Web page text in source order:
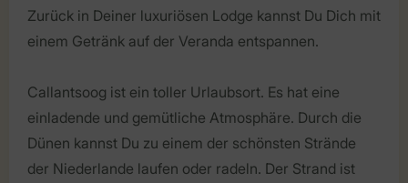
Zurück in Deiner luxuriösen Lodge kannst Du Dich mit
einem Getränk auf der Veranda entspannen.
Callantsoog ist ein toller Urlaubsort. Es hat eine
einladende und gemütliche Atmosphäre. Durch die
Dünen kannst Du zu einem der schönsten Strände
der Niederlande laufen oder radeln. Der Strand ist